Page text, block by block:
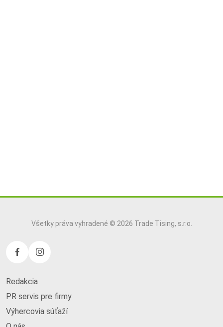
Všetky práva vyhradené © 2026 Trade Tising, s.r.o.
Redakcia
PR servis pre firmy
Výhercovia súťaží